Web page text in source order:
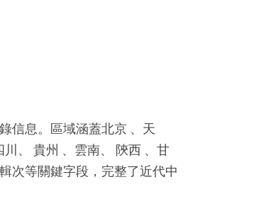
信息。區域涵蓋北京 、天
、 貴州 、雲南、 陝西 、甘
次等關鍵字段，完整了近代中